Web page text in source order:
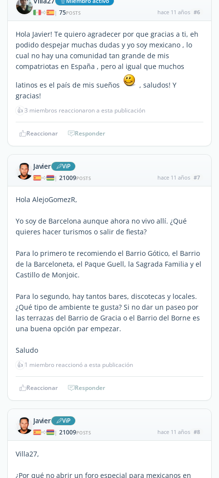
| 75POSTS hace 11 años #6
Hola Javier! Te quiero agradecer por que gracias a ti, eh
podido despejar muchas dudas y yo soy mexicano , lo
cual no hay una comunidad tan grande de mis
compatriotas en España , pero al igual que muchos
latinos es el país de mis sueños
, saludos! Y
gracias!
👍3 miembros reaccionaron a esta publicación
Reaccionar Responder
Javier ViP
| 21009POSTS hace 11 años #7
Hola AlejoGomezR,
Yo soy de Barcelona aunque ahora no vivo allí. ¿Qué
quieres hacer turismos o salir de fiesta?
Para lo primero te recomiendo el Barrio Gótico, el Barrio
de la Barceloneta, el Paque Guell, la Sagrada Familia y el
Castillo de Monjoic.
Para lo segundo, hay tantos bares, discotecas y locales.
¿Qué tipo de ambiente te gusta? Si no dar un paseo por
las terrazas del Barrio de Gracia o el Barrio del Borne es
una buena opción par empezar.
Saludo
👍 1 miembro reaccionó a esta publicación
Reaccionar Responder
Javier ViP
| 21009POSTS hace 11 años #8
Villa27,
¿Por qué no abrir un foro especial para mexicanos en